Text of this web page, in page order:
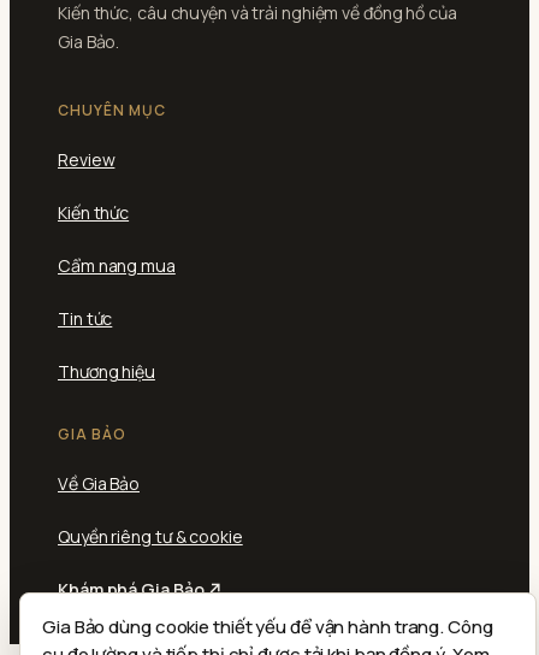
Kiến thức, câu chuyện và trải nghiệm về đồng hồ của
Gia Bảo.
CHUYÊN MỤC
Review
Kiến thức
Cẩm nang mua
Tin tức
Thương hiệu
GIA BẢO
Về Gia Bảo
Quyền riêng tư & cookie
Khám phá Gia Bảo ↗
Nội dung biên tập của Gia Bảo.
Gia Bảo dùng cookie thiết yếu để vận hành trang. Công